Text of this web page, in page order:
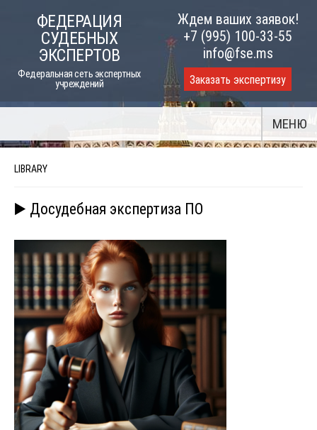
ФЕДЕРАЦИЯ
СУДЕБНЫХ
ЭКСПЕРТОВ
Федеральная сеть экспертных
учреждений
Ждем ваших заявок!
+7 (995) 100-33-55
info@fse.ms
Заказать экспертизу
МЕНЮ
LIBRARY
▶️ Досудебная экспертиза ПО